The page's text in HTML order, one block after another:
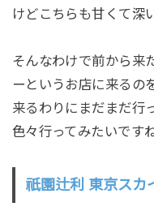
けどこちらも甘くて深
そんなわけで前から来
ーというお店に来るの
来るわりにまだまだ行
色々行ってみたいですね
祇園辻利 東京スカ